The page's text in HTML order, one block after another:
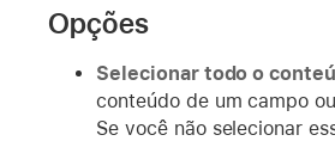
Opções
Selecionar todo o
conteúdo de um campo
Se você não selecionar